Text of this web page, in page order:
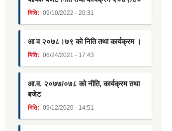
मिति: 09/10/2022 - 20:31
आ व २०७८।७९ को निति तथा कार्यक्रम ।
मिति: 06/24/2021 - 17:43
आ.व. २०७७/०७८ को नीति, कार्यक्रम तथा
बजेट
मिति: 09/12/2020 - 14:51